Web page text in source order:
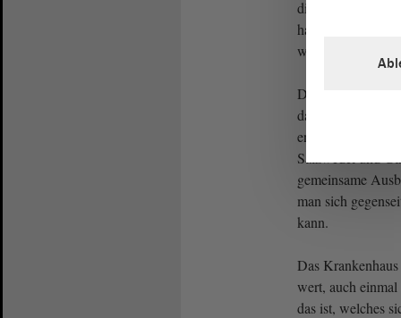
dies war eine
hatte keine
war sehr
Die Salus
dazu
engagieren, weil
Salzwedel und
gemeinsame
man sich
kann.
Das
wert, auch
das ist, welches